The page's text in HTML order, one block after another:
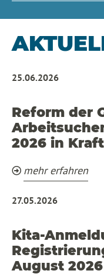
25.06.2026
Reform der
2026 in Kraft
mehr erfahren
27.05.2026
Kita-
August 2026